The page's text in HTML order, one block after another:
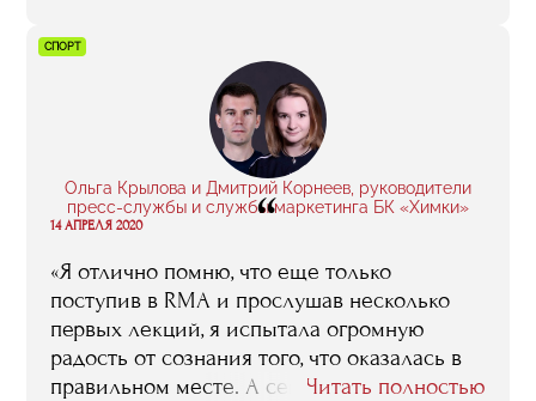
аспекты, нормы безопасности, маркетинг,
брендинг и еще много всего — в общем,
мы прошли комплексный курс для тех, кто
хочет развиваться в фуд-индустрии».
СПОРТ
Ольга Крылова и Дмитрий Корнеев, руководители
пресс-службы и службы маркетинга БК «Химки»
“
14 АПРЕЛЯ 2020
«Я отлично помню, что еще только
поступив в RMA и прослушав несколько
первых лекций, я испытала огромную
радость от сознания того, что оказалась в
правильном месте. А сейчас чувствую, что
Читать полностью